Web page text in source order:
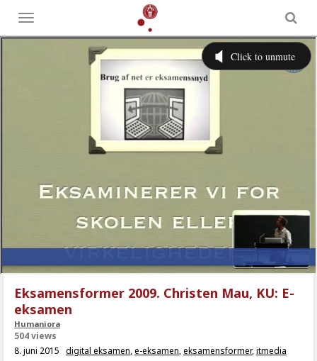
Toggle
menu
Eksamensformer 2009. Christen Mau, KU: E-
eksamen
Humaniora
504 views
8. juni 2015 digital eksamen,e-eksamen,eksamensformer,itmedia